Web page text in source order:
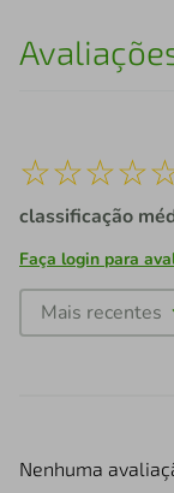
☆☆☆☆
classificação
Faça login para
Mais recentes
Nenhuma